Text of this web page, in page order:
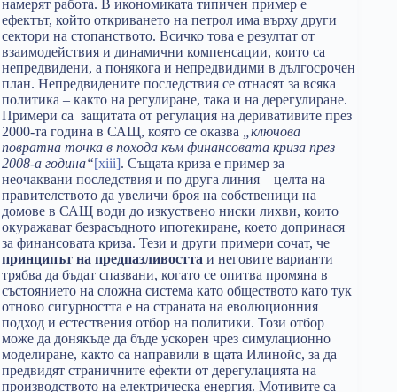
намерят работа. В икономиката типичен пример е
ефектът, който откриването на петрол има върху други
сектори на стопанството. Всичко това е резултат от
взаимодействия и динамични компенсации, които са
непредвидени, а понякога и непредвидими в дългосрочен
план. Непредвидените последствия се отнасят за всяка
политика – както на регулиране, така и на дерегулиране.
Примери са защитата от регулация на деривативите през
2000-та година в САЩ, която се оказва
„ключова
повратна точка в похода към финансовата криза през
2008-а година“[xiii]. Същата криза е пример за
неочаквани последствия и по друга линия – целта на
правителството да увеличи броя на собственици на
домове в САЩ води до изкуствено ниски лихви, които
окуражават безрасъдното ипотекиране, което допринася
за финансовата криза. Тези и други примери сочат, че
принципът на предпазливостта и неговите варианти
трябва да бъдат спазвани, когато се опитва промяна в
състоянието на сложна система като обществото като тук
отново сигурността е на страната на еволюционния
подход и естествения отбор на политики. Този отбор
може да донякъде да бъде ускорен чрез симулационно
моделиране, както са направили в щата Илинойс, за да
предвидят страничните ефекти от дерегулацията на
производството на електрическа енергия. Мотивите са